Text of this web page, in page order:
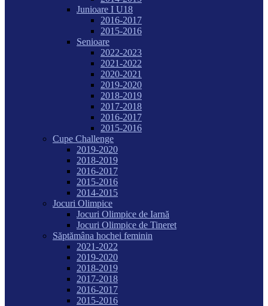
Junioare I U18
2016-2017
2015-2016
Senioare
2022-2023
2021-2022
2020-2021
2019-2020
2018-2019
2017-2018
2016-2017
2015-2016
Cupe Challenge
2019-2020
2018-2019
2016-2017
2015-2016
2014-2015
Jocuri Olimpice
Jocuri Olimpice de Iarnă
Jocuri Olimpice de Tineret
Săptămâna hochei feminin
2021-2022
2019-2020
2018-2019
2017-2018
2016-2017
2015-2016